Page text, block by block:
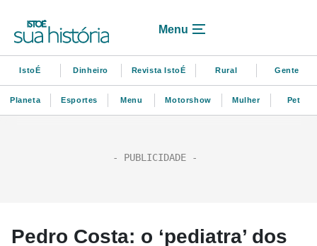
Menu
IstoÉ Dinheiro Revista IstoÉ Rural Gente
Planeta Esportes Menu Motorshow Mulher Pet
Pedro Costa: o ‘pediatra’ dos